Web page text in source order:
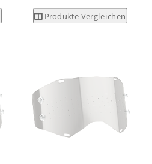
Produkte Vergleichen